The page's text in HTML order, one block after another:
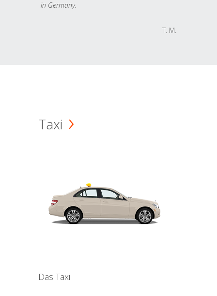
in Germany.
T. M.
Taxi
Das Taxi